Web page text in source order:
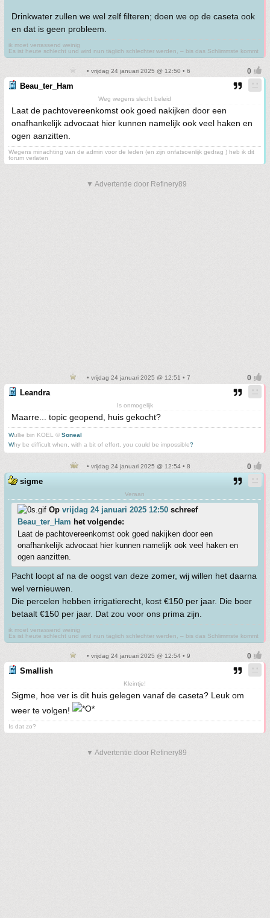
Drinkwater zullen we wel zelf filteren; doen we op de caseta ook
en dat is geen probleem.
ik moet verrassend weinig
Es ist heute schlecht und wird nun täglich schlechter werden, – bis das Schlimmste kommt
• vrijdag 24 januari 2025 @ 12:50 • 6
Beau_ter_Ham
Weg wegens slecht beleid
Laat de pachtovereenkomst ook goed nakijken door een
onafhankelijk advocaat hier kunnen namelijk ook veel haken en
ogen aanzitten.
Wegens minachting van de admin voor de leden (en zijn onfatsoenlijk gedrag ) heb ik dit
forum verlaten
▼ Advertentie door Refinery89
• vrijdag 24 januari 2025 @ 12:51 • 7
Leandra
Is onmogelijk
Maarre... topic geopend, huis gekocht?
Wullie bin KOEL © Soneal
Why be difficult when, with a bit of effort, you could be impossible?
• vrijdag 24 januari 2025 @ 12:54 • 8
sigme
Veraan
Op vrijdag 24 januari 2025 12:50 schreef
Beau_ter_Ham het volgende:
Laat de pachtovereenkomst ook goed nakijken door een
onafhankelijk advocaat hier kunnen namelijk ook veel haken en
ogen aanzitten.
Pacht loopt af na de oogst van deze zomer, wij willen het daarna
wel vernieuwen.
Die percelen hebben irrigatierecht, kost €150 per jaar. Die boer
betaalt €150 per jaar. Dat zou voor ons prima zijn.
ik moet verrassend weinig
Es ist heute schlecht und wird nun täglich schlechter werden, – bis das Schlimmste kommt
• vrijdag 24 januari 2025 @ 12:54 • 9
Smallish
Kleintje!
Sigme, hoe ver is dit huis gelegen vanaf de caseta? Leuk om
weer te volgen!
Is dat zo?
▼ Advertentie door Refinery89